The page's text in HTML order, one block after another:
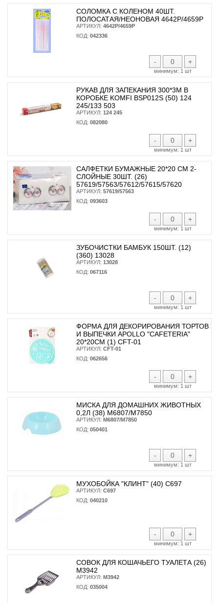
СОЛОМКА С КОЛЕНОМ 40ШТ.
ПОЛОСАТАЯ/НЕОНОВАЯ 4642Р/4659Р
АРТИКУЛ: 4642Р/4659Р
КОД: 042336
- +
минимум: 1 шт
РУКАВ ДЛЯ ЗАПЕКАНИЯ 300*3М В
КОРОБКЕ KOMFI BSP012S (50) 124
245/133 503
АРТИКУЛ: 124 245
КОД: 082080
- +
минимум: 1 шт
САЛФЕТКИ БУМАЖНЫЕ 20*20 СМ 2-
СЛОЙНЫЕ 30ШТ. (26)
57619/57563/57612/57615/57620
АРТИКУЛ: 57619/57563
КОД: 093603
- +
минимум: 1 шт
ЗУБОЧИСТКИ БАМБУК 150ШТ. (12)
(360) 13028
АРТИКУЛ: 13028
КОД: 067116
- +
минимум: 1 шт
ФОРМА ДЛЯ ДЕКОРИРОВАНИЯ ТОРТОВ
И ВЫПЕЧКИ APOLLO "CAFETERIA"
20*20СМ (1) CFT-01
АРТИКУЛ: CFT-01
КОД: 062656
- +
минимум: 1 шт
МИСКА ДЛЯ ДОМАШНИХ ЖИВОТНЫХ
0,2Л (38) М6807/М7850
АРТИКУЛ: М6807/М7850
КОД: 050401
- +
минимум: 1 шт
МУХОБОЙКА "КЛИНТ" (40) С697
АРТИКУЛ: С697
КОД: 040210
- +
минимум: 1 шт
СОВОК ДЛЯ КОШАЧЬЕГО ТУАЛЕТА (26)
М3942
АРТИКУЛ: М3942
КОД: 035004